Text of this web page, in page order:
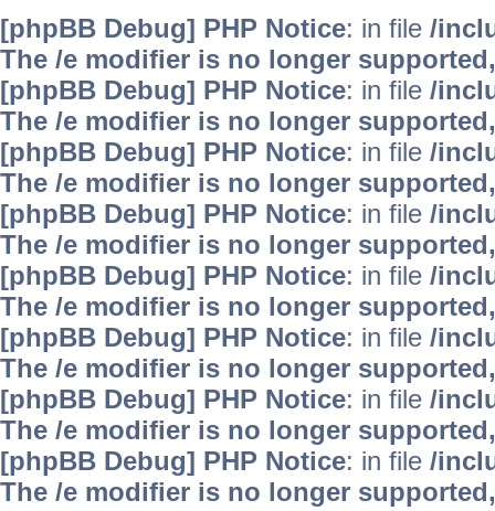
[phpBB Debug] PHP Notice: in file /
The /e modifier is no longer
[phpBB Debug] PHP Notice: in file /
The /e modifier is no longer
[phpBB Debug] PHP Notice: in file /
The /e modifier is no longer
[phpBB Debug] PHP Notice: in file /
The /e modifier is no longer
[phpBB Debug] PHP Notice: in file /
The /e modifier is no longer
[phpBB Debug] PHP Notice: in file /
The /e modifier is no longer
[phpBB Debug] PHP Notice: in file /
The /e modifier is no longer
[phpBB Debug] PHP Notice: in file /
The /e modifier is no longer